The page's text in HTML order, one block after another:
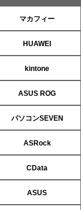
マカフィー
HUAWEI
kintone
ASUS ROG
パソコンSEVEN
ASRock
CData
ASUS